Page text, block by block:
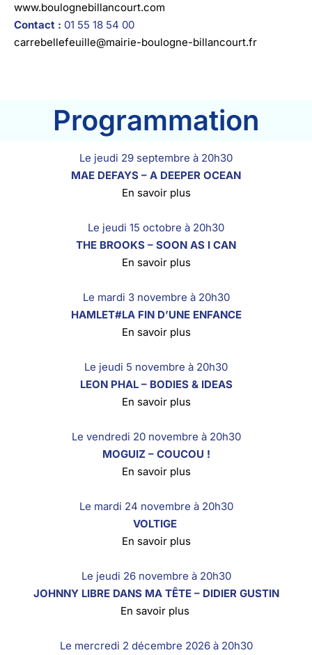
www.boulognebillancourt.com
Contact : 01 55 18 54 00
carrebellefeuille@mairie-boulogne-billancourt.fr
Programmation
Le jeudi 29 septembre à 20h30
MAE DEFAYS – A DEEPER OCEAN
En savoir plus
Le jeudi 15 octobre à 20h30
THE BROOKS – SOON AS I CAN
En savoir plus
Le mardi 3 novembre à 20h30
HAMLET#LA FIN D’UNE ENFANCE
En savoir plus
Le jeudi 5 novembre à 20h30
LEON PHAL – BODIES & IDEAS
En savoir plus
Le vendredi 20 novembre à 20h30
MOGUIZ – COUCOU !
En savoir plus
Le mardi 24 novembre à 20h30
VOLTIGE
En savoir plus
Le jeudi 26 novembre à 20h30
JOHNNY LIBRE DANS MA TÊTE – DIDIER GUSTIN
En savoir plus
Le mercredi 2 décembre 2026 à 20h30